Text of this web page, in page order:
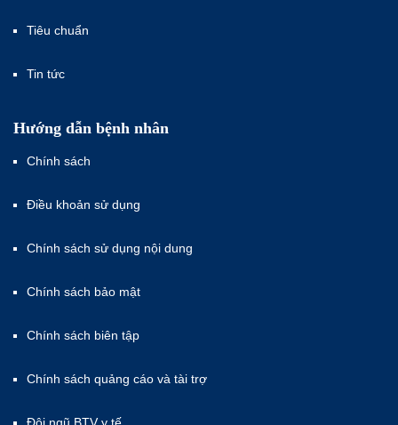
Tiêu chuẩn
Tin tức
Hướng dẫn bệnh nhân
Chính sách
Điều khoản sử dụng
Chính sách sử dụng nội dung
Chính sách bảo mật
Chính sách biên tập
Chính sách quảng cáo và tài trợ